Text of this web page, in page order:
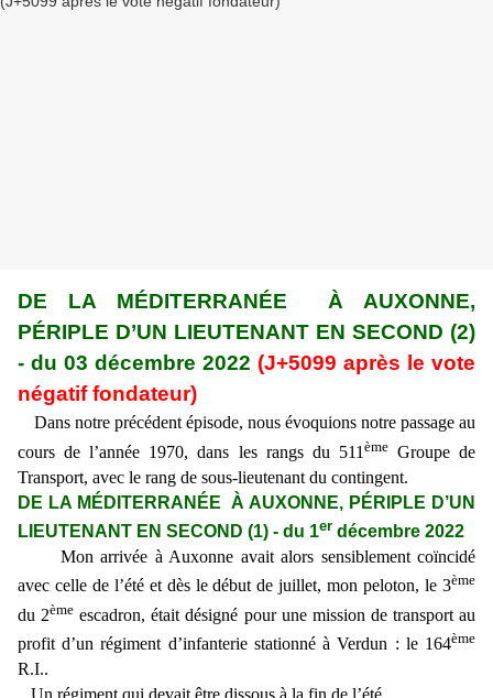
DE LA MÉDITERRANÉE À AUXONNE,
PÉRIPLE D’UN LIEUTENANT EN SECOND (2)
- du 03 décembre 2022 (J+5099 après le vote
négatif fondateur)
Dans notre précédent épisode, nous évoquions notre passage au
cours de l’année 1970, dans les rangs du 511 èmeGroupe de
Transport, avec le rang de sous-lieutenant du contingent.
DE LA MÉDITERRANÉE À AUXONNE, PÉRIPLE D’UN
LIEUTENANT EN SECOND (1) - du 1er décembre 2022
Mon arrivée à Auxonne avait alors sensiblement coïncidé
avec celle de l’été et dès le début de juillet, mon peloton, le 3ème
du 2ème escadron, était désigné pour une mission de transport au
profit d’un régiment d’infanterie stationné à Verdun : le 164ème
R.I..
Un régiment qui devait être dissous à la fin de l’été.